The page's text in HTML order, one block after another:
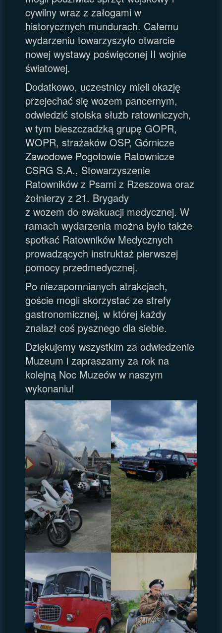
cywilny wraz z załogami w
historycznych mundurach. Całemu
wydarzeniu towarzyszyło otwarcie
nowej wystawy poświęconej II wojnie
światowej.
Dodatkowo, uczestnicy mieli okazję
przejechać się wozem pancernym,
odwiedzić stoiska służb ratowniczych,
w tym bieszczadzką grupę GOPR,
WOPR, strażaków OSP, Górnicze
Zawodowe Pogotowie Ratownicze
CSRG S.A., Stowarzyszenie
Ratowników z Psami z Rzeszowa oraz
żołnierzy z 21. Brygady
z wozem do ewakuacji medycznej. W
ramach wydarzenia można było także
spotkać Ratowników Medycznych
prowadzących instruktaż pierwszej
pomocy przedmedycznej.
Po niezapomnianych atrakcjach,
goście mogli skorzystać ze strefy
gastronomicznej, w której każdy
znalazł coś pysznego dla siebie.
Dziękujemy wszystkim za odwiedzenie
Muzeum i zapraszamy za rok na
kolejną Noc Muzeów w naszym
wykonaniu!